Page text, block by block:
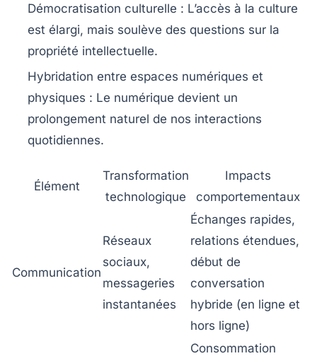
Démocratisation culturelle : L’accès à la culture
est élargi, mais soulève des questions sur la
propriété intellectuelle.
Hybridation entre espaces numériques et
physiques : Le numérique devient un
prolongement naturel de nos interactions
quotidiennes.
Élément
Transformation
technologique
Impacts
comportementaux
Communication
Réseaux
sociaux,
messageries
instantanées
Échanges rapides,
relations étendues,
début de
conversation
hybride (en ligne et
hors ligne)
Consommation